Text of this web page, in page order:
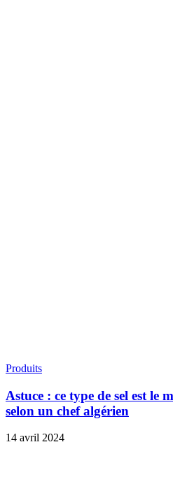
Produits
Astuce : ce type de sel est le
selon un chef algérien
14 avril 2024